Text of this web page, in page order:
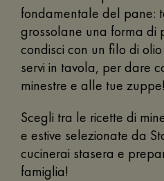
fondamentale del pane:
grossolane una forma di
condisci con un filo di
servi in tavola, per dare
minestre e alle tue zuppe!
Scegli tra le ricette di
e estive selezionate da
cucinerai stasera e
famiglia!